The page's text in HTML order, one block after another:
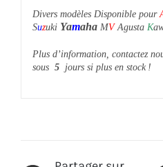
Divers modèles Disponible pour
Suzuki YamahaMVAgusta K
Plus d’information, contactez
sous 5 jours si plus en stock !
Partager sur